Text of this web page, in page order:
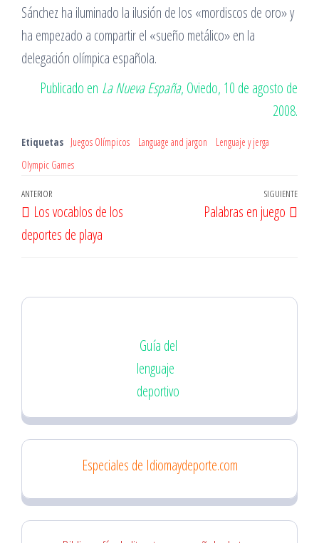
Sánchez ha iluminado la ilusión de los «mordiscos de oro» y
ha empezado a compartir el «sueño metálico» en la
delegación olímpica española.
Publicado en La Nueva España, Oviedo, 10 de agosto de
2008.
Etiquetas Juegos Olímpicos Language and jargon
Lenguaje y jerga
Olympic Games
Navegación
de
entradas
Entrada
anterior
ANTERIOR
Los vocablos de los
deportes de playa
SIGUIENTE
Palabras en juego
Guía del
lenguaje
deportivo
Especiales de Idiomaydeporte.com